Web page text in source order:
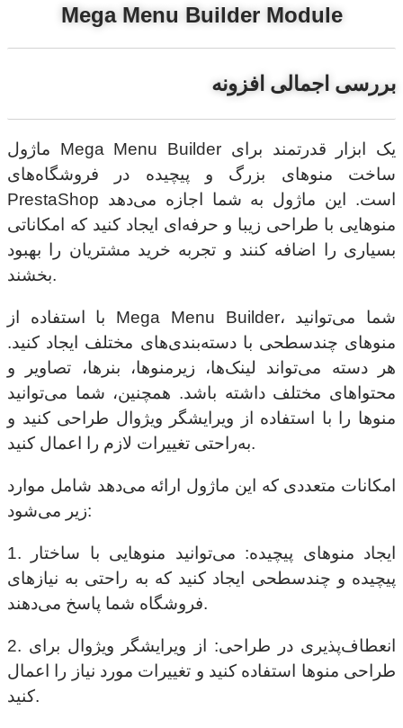
Mega Menu Builder Module
بررسی اجمالی افزونه
ماژول Mega Menu Builder یک ابزار قدرتمند برای
ساخت منوهای بزرگ و پیچیده در فروشگاه‌های
PrestaShop است. این ماژول به شما اجازه می‌دهد
منوهایی با طراحی زیبا و حرفه‌ای ایجاد کنید که امکاناتی
بسیاری را اضافه کنند و تجربه خرید مشتریان را بهبود
بخشند.
با استفاده از Mega Menu Builder، شما می‌توانید
منوهای چند‌سطحی با دسته‌بندی‌های مختلف ایجاد کنید.
هر دسته می‌تواند لینک‌ها، زیرمنوها، بنرها، تصاویر و
محتواهای مختلف داشته باشد. همچنین، شما می‌توانید
منوها را با استفاده از ویرایشگر ویژوال طراحی کنید و
به‌راحتی تغییرات لازم را اعمال کنید.
امکانات متعددی که این ماژول ارائه می‌دهد شامل موارد
زیر می‌شود:
1. ایجاد منوهای پیچیده: می‌توانید منوهایی با ساختار
پیچیده و چند‌سطحی ایجاد کنید که به راحتی به نیازهای
فروشگاه شما پاسخ می‌دهند.
2. انعطاف‌پذیری در طراحی: از ویرایشگر ویژوال برای
طراحی منوها استفاده کنید و تغییرات مورد نیاز را اعمال
کنید.